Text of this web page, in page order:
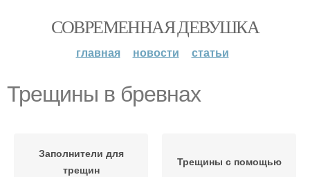
СОВРЕМЕННАЯ ДЕВУШКА
главная новости статьи
Трещины в бревнах
Заполнители для
трещин
Трещины с помощью